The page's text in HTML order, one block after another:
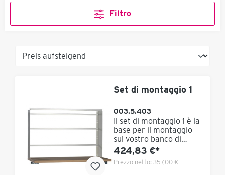
Filtro
Set di montaggio 1
003.5.403
Il set di montaggio 1 è la
base per il montaggio
sul vostro banco di
lavoro esistente. Questo
set è adatto per il
K.Lean an Workbench
424,83 €*
Prezzo netto: 357,00 €